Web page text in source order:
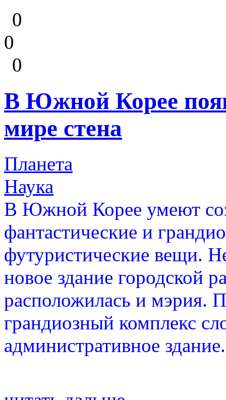
0
0
0
В Южной Корее
мире стена
Планета
Наука
В Южной Корее умеют
фантастические и
футуристические вещи.
новое здание городской
расположилась и мэрия.
грандиозный комплекс
административное здание.